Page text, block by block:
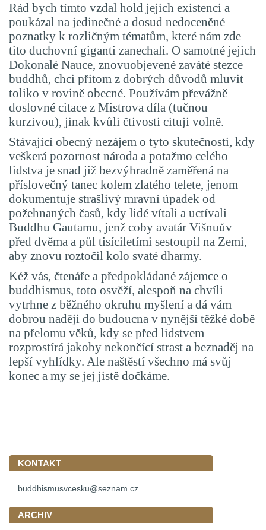
Rád bych tímto vzdal hold jejich existenci a
poukázal na jedinečné a dosud nedoceněné
poznatky k rozličným tématům, které nám zde
tito duchovní giganti zanechali. O samotné jejich
Dokonalé Nauce, znovuobjevené zaváté stezce
buddhů, chci přitom z dobrých důvodů mluvit
toliko v rovině obecné. Používám převážně
doslovné citace z Mistrova díla (tučnou
kurzívou), jinak kvůli čtivosti cituji volně.
Stávající obecný nezájem o tyto skutečnosti, kdy
veškerá pozornost národa a potažmo celého
lidstva je snad již bezvýhradně zaměřená na
příslovečný tanec kolem zlatého telete, jenom
dokumentuje strašlivý mravní úpadek od
požehnaných časů, kdy lidé vítali a uctívali
Buddhu Gautamu, jenž coby avatár Višnuův
před dvěma a půl tisíciletími sestoupil na Zemi,
aby znovu roztočil kolo svaté dharmy.
Kéž vás, čtenáře a předpokládané zájemce o
buddhismus, toto osvěží, alespoň na chvíli
vytrhne z běžného okruhu myšlení a dá vám
dobrou naději do budoucna v nynější těžké době
na přelomu věků, kdy se před lidstvem
rozprostírá jakoby nekončící strast a beznaděj na
lepší vyhlídky. Ale naštěstí všechno má svůj
konec a my se jej jistě dočkáme.
KONTAKT
buddhismusvcesku@seznam.cz
ARCHIV